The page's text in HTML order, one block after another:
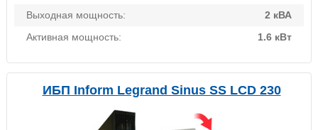
Выходная мощность:
2 кВА
Активная мощность:
1.6 кВт
ИБП Inform Legrand Sinus SS LCD 230